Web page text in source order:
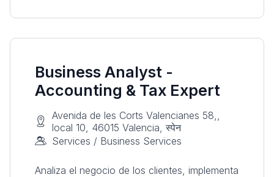
Business Analyst -
Accounting & Tax Expert
Avenida de les Corts Valencianes 58,,
local 10, 46015 Valencia, स्पेन
Services / Business Services
Analiza el negocio de los clientes, implementa